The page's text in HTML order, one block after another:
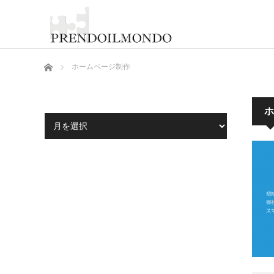
ホーム ホームページ制作